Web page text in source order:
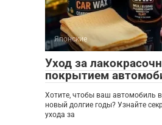
Японские
Уход за
покрытием
Хотите, чтобы ваш автомобиль
новый долгие годы? Узнайте
ухода за